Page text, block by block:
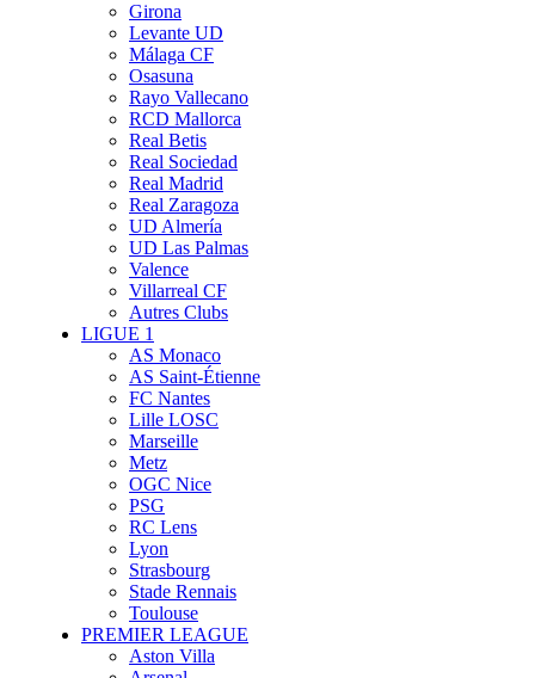
Girona
Levante UD
Málaga CF
Osasuna
Rayo Vallecano
RCD Mallorca
Real Betis
Real Sociedad
Real Madrid
Real Zaragoza
UD Almería
UD Las Palmas
Valence
Villarreal CF
Autres Clubs
LIGUE 1
AS Monaco
AS Saint-Étienne
FC Nantes
Lille LOSC
Marseille
Metz
OGC Nice
PSG
RC Lens
Lyon
Strasbourg
Stade Rennais
Toulouse
PREMIER LEAGUE
Aston Villa